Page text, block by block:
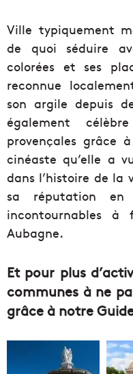
Ville typiquement
de quoi séduire
colorées et ses
reconnue
son argile depuis
également
provençales grâce
cinéaste qu’elle a
dans l’histoire de
sa réputation en
incontournables à
Aubagne.
Et pour plus
communes à ne
grâce à notre